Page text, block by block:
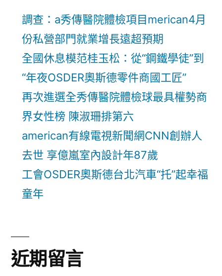
調查：a秀傳醫院體檢項目merican4月
份私營部門就業增長遠超預期
全國休息模范桂玉松：從“鋼鐵學徒”到
“年夜OSDER奧斯德零件商國工匠”
再次進選全秀傳醫院體檢球最具權勢商
界女性榜 陳淑珊排第六
american有線電視新聞網CNN創辦人
去世 享億嵐室內設計年87歲
工會OSDER奧斯德台北汽車“托”起幸福
童年
近期留言